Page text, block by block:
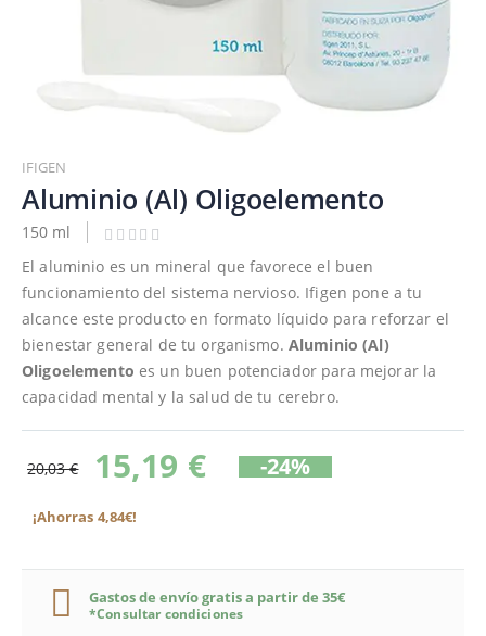
al
comienzo
de
la
galería
imágenes
IFIGEN
Aluminio (Al) Oligoelemento
150 ml
El aluminio es un mineral que favorece el buen
funcionamiento del sistema nervioso. Ifigen pone a tu
alcance este producto en formato líquido para reforzar el
bienestar general de tu organismo. Aluminio (Al)
Oligoelemento es un buen potenciador para mejorar la
capacidad mental y la salud de tu cerebro.
20,03 € 15,19 € -24%
¡Ahorras 4,84€!
Gastos de envío gratis a partir de 35€
*Consultar condiciones